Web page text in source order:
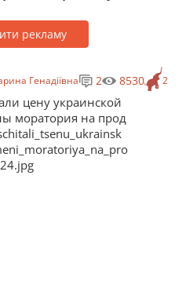
рекламу
Генадіївна 2
2 8530